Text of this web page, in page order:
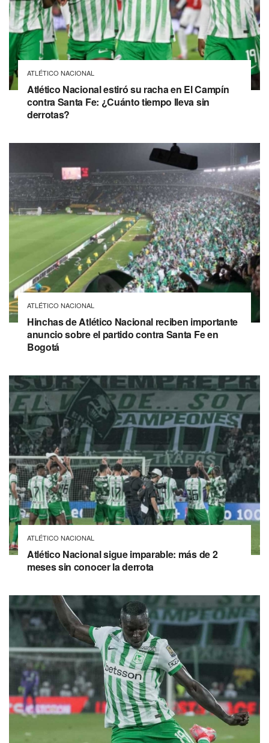
ATLÉTICO NACIONAL
Atlético Nacional estiró su racha en El Campín
contra Santa Fe: ¿Cuánto tiempo lleva sin
derrotas?
ATLÉTICO NACIONAL
Hinchas de Atlético Nacional reciben importante
anuncio sobre el partido contra Santa Fe en
Bogotá
ATLÉTICO NACIONAL
Atlético Nacional sigue imparable: más de 2
meses sin conocer la derrota